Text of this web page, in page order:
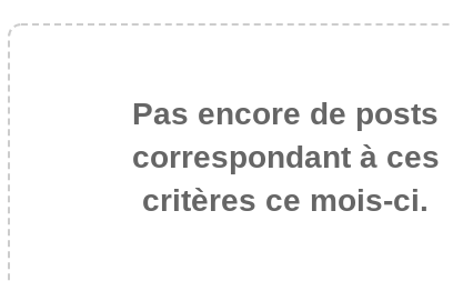
Pas encore de posts
correspondant à ces
critères ce mois-ci.